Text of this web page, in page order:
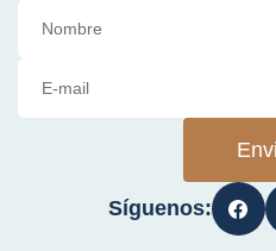
Síguenos: